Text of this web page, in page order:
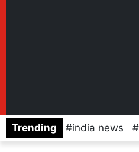
Trending india news